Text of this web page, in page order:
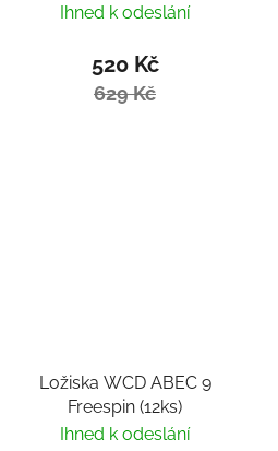
Ihned k odeslání
520 Kč
629 Kč
Ložiska WCD ABEC 9
Freespin (12ks)
Ihned k odeslání